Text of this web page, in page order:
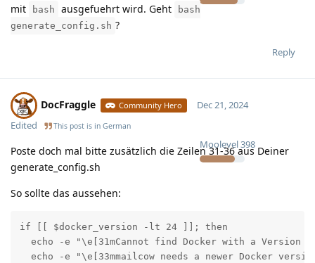
mit
bash ausgefuehrt wird. Geht
bash
generate_config.sh ?
Reply
DocFraggle Community Hero
Moolevel398
Dec 21, 2024
Edited
This post is in German
Poste doch mal bitte zusätzlich die Zeilen 31-36 aus Deiner
generate_config.sh
So sollte das aussehen:
if [[ $docker_version -lt 24 ]]; then
echo -e "\e[31mCannot find Docker with a Version
echo -e "\e[33mmailcow needs a newer Docker